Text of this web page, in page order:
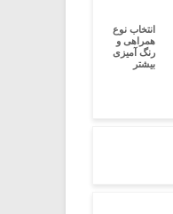
انتخاب نوع
همراهی و
رنگ آمیزی
بیشتر